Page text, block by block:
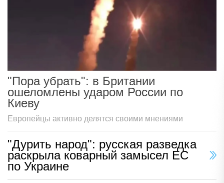
"Пора убрать": в Британии
ошеломлены ударом России по
Киеву
Европейцы активно делятся своими мнениями
"Дурить народ": русская разведка
раскрыла коварный замысел ЕС
по Украине